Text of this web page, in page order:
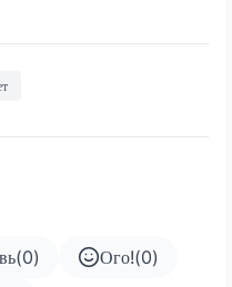
(0) Ого!(0)